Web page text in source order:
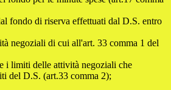
fondo di riserva effettuati dal D.S. entro
negoziali di cui all'art. 33 comma 1 del
i limiti delle attività negoziali che
del D.S. (art.33 comma 2);